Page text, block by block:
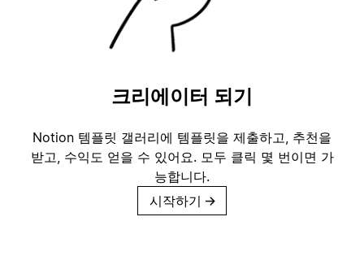
크리에이터 되기
Notion 템플릿 갤러리에 템플릿을 제출하고, 추천을
받고, 수익도 얻을 수 있어요. 모두 클릭 몇 번이면 가
능합니다.
시작하기 →